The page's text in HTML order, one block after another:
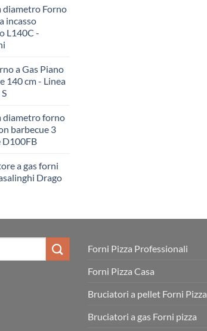
diametro Forno
incasso
L140C -
a Gas Piano
140 cm - Linea
diametro forno
barbecue 3
D100FB
a gas forni
Drago
Forni Pizza Professionali
Forni Pizza Casa
Bruciatori a pellet Forni Pizza
Bruciatori a gas Forni pizza